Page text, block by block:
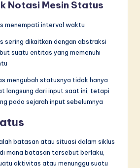
Notasi Mesin Status
menempati interval waktu
sering dikaitkan dengan abstraksi
suatu entitas yang memenuhi
mengubah statusnya tidak hanya
langsung dari input saat ini, tetapi
pada sejarah input sebelumnya
batasan atau situasi dalam siklus
mana batasan tersebut berlaku,
aktivitas atau menunggu suatu